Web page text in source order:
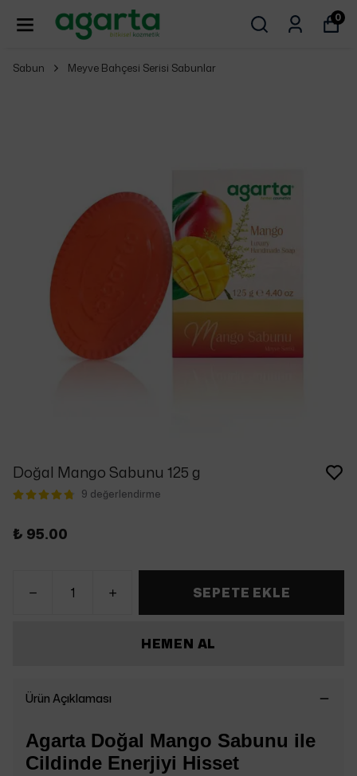
0
Sabun Meyve Bahçesi Serisi Sabunlar
Doğal Mango Sabunu 125 g
9 değerlendirme
₺ 95.00
SEPETE EKLE
HEMEN AL
Ürün Açıklaması
Agarta Doğal Mango Sabunu ile
Cildinde Enerjiyi Hisset